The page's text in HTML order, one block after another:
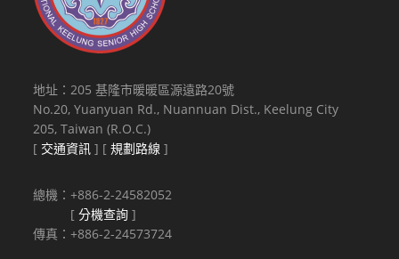
地址：205 基隆市暖暖區源遠路20號
No.20, Yuanyuan Rd., Nuannuan Dist., Keelung City
205, Taiwan (R.O.C.)
[ 交通資訊 ] [規劃路線 ]
總機：+886-2-24582052
[分機查詢 ]
傳真：+886-2-24573724